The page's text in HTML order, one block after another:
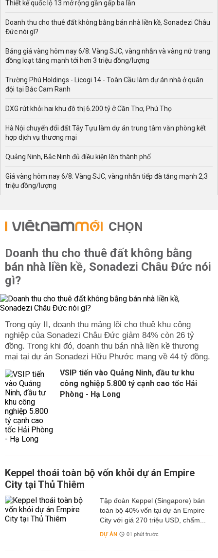
Thiết kế quốc lộ 13 mở rộng gần gấp ba lần
Doanh thu cho thuê đất không bằng bán nhà liền kề, Sonadezi Châu
Đức nói gì?
Bảng giá vàng hôm nay 6/8: Vàng SJC, vàng nhẫn và vàng nữ trang
đồng loạt tăng mạnh tới hơn 3 triệu đồng/lượng
Trường Phú Holdings - Licogi 14 - Toàn Cầu làm dự án nhà ở quân
đội tại Bắc Cam Ranh
DXG rút khỏi hai khu đô thị 6.200 tỷ ở Cần Thơ, Phú Thọ
Hà Nội chuyển đổi đất Tây Tựu làm dự án trung tâm văn phòng kết
hợp dịch vụ thương mại
Quảng Ninh, Bắc Ninh đủ điều kiện lên thành phố
Giá vàng hôm nay 6/8: Vàng SJC, vàng nhẫn tiếp đà tăng mạnh 2,3
triệu đồng/lượng
CHỌN
Doanh thu cho thuê đất không bằng
bán nhà liền kề, Sonadezi Châu Đức nói
gì?
Trong qúy II, doanh thu mảng lõi cho thuê khu công
nghiệp của Sonadezi Châu Đức giảm 84% còn 26 tỷ
đồng. Trong khi đó, doanh thu bán nhà liền kề thương
mại tại dự án Sonadezi Hữu Phước mang về 44 tỷ đồng.
VSIP tiến vào Quảng Ninh, đầu tư khu
công nghiệp 5.800 tỷ cạnh cao tốc Hải
Phòng - Hạ Long
Keppel thoái toàn bộ vốn khỏi dự án Empire
City tại Thủ Thiêm
Tập đoàn Keppel (Singapore) bán
toàn bộ 40% vốn tại dự án Empire
City với giá 270 triệu USD, chấm...
DỰ ÁN 01 phút trước